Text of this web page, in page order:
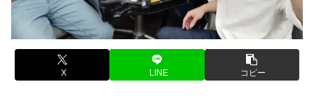
X LINE コピー